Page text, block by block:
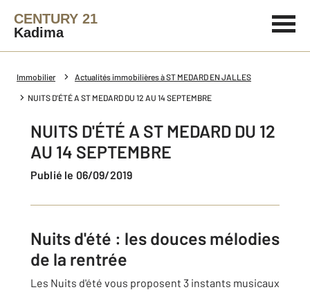
CENTURY 21
Kadima
Immobilier Actualités immobilières à ST MEDARD EN JALLES
NUITS D'ÉTÉ A ST MEDARD DU 12 AU 14 SEPTEMBRE
NUITS D'ÉTÉ A ST MEDARD DU 12
AU 14 SEPTEMBRE
Publié le 06/09/2019
Nuits d'été : les douces mélodies
de la rentrée
Les Nuits d'été vous proposent 3 instants musicaux